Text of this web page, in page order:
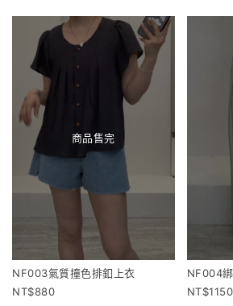
商品售完
NF003氣質撞色排釦上衣
880
NF004
1150